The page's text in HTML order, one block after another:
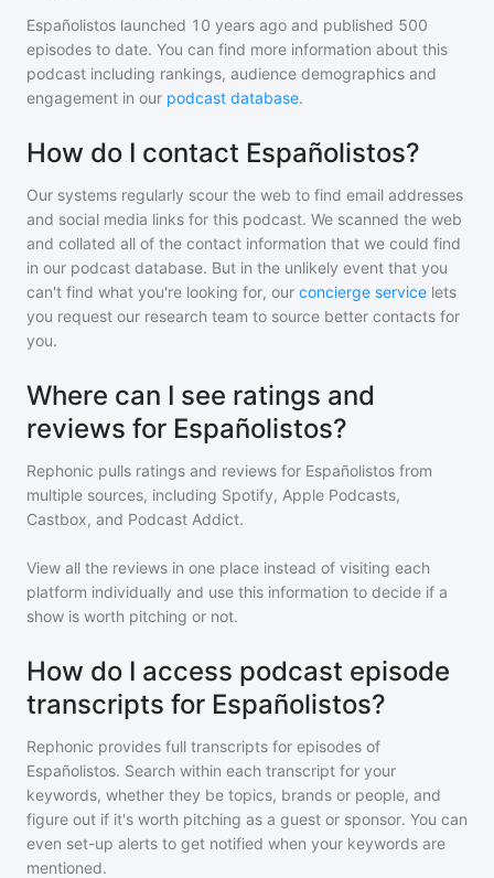
Españolistos launched 10 years ago and published 500
episodes to date. You can find more information about this
podcast including rankings, audience demographics and
engagement in our podcast database.
How do I contact Españolistos?
Our systems regularly scour the web to find email addresses
and social media links for this podcast. We scanned the web
and collated all of the contact information that we could find
in our podcast database. But in the unlikely event that you
can't find what you're looking for, our concierge service lets
you request our research team to source better contacts for
you.
Where can I see ratings and
reviews for Españolistos?
Rephonic pulls ratings and reviews for Españolistos from
multiple sources, including Spotify, Apple Podcasts,
Castbox, and Podcast Addict.
View all the reviews in one place instead of visiting each
platform individually and use this information to decide if a
show is worth pitching or not.
How do I access podcast episode
transcripts for Españolistos?
Rephonic provides full transcripts for episodes of
Españolistos. Search within each transcript for your
keywords, whether they be topics, brands or people, and
figure out if it's worth pitching as a guest or sponsor. You can
even set-up alerts to get notified when your keywords are
mentioned.